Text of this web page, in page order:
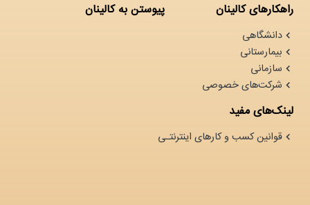
راهکارهای کالینان
دانشگاهی
بیمارستانی
سازمانی
شرکت‌های خصوصی
پیوستن به کالینان
لینک‌های مفید
قوانین کسب و کارهای اینترنتـی